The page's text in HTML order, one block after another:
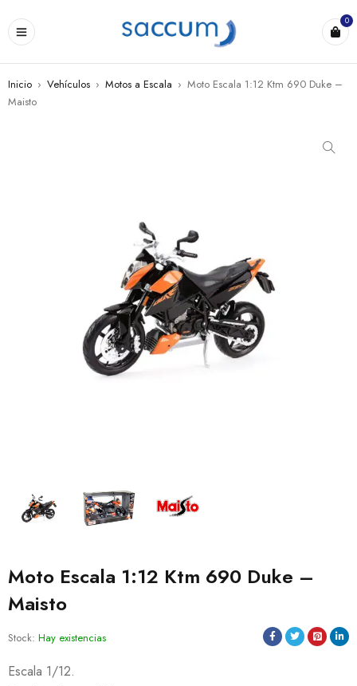
0
Inicio › Vehículos › Motos a Escala › Moto Escala 1:12 Ktm 690 Duke –
Maisto
Moto Escala 1:12 Ktm 690 Duke –
Maisto
Stock: Hay existencias
Escala 1/12.